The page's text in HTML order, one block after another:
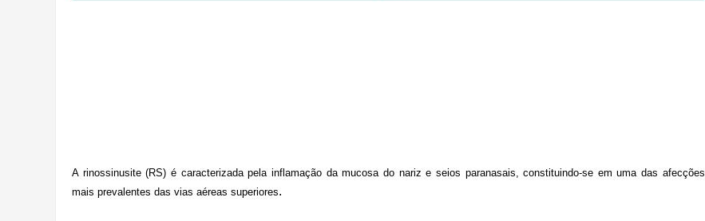
A rinossinusite (RS) é caracterizada pela inflamação da mucosa do nariz e seios paranasais, constituindo-se em uma das afecções
mais prevalentes das vias aéreas superiores.